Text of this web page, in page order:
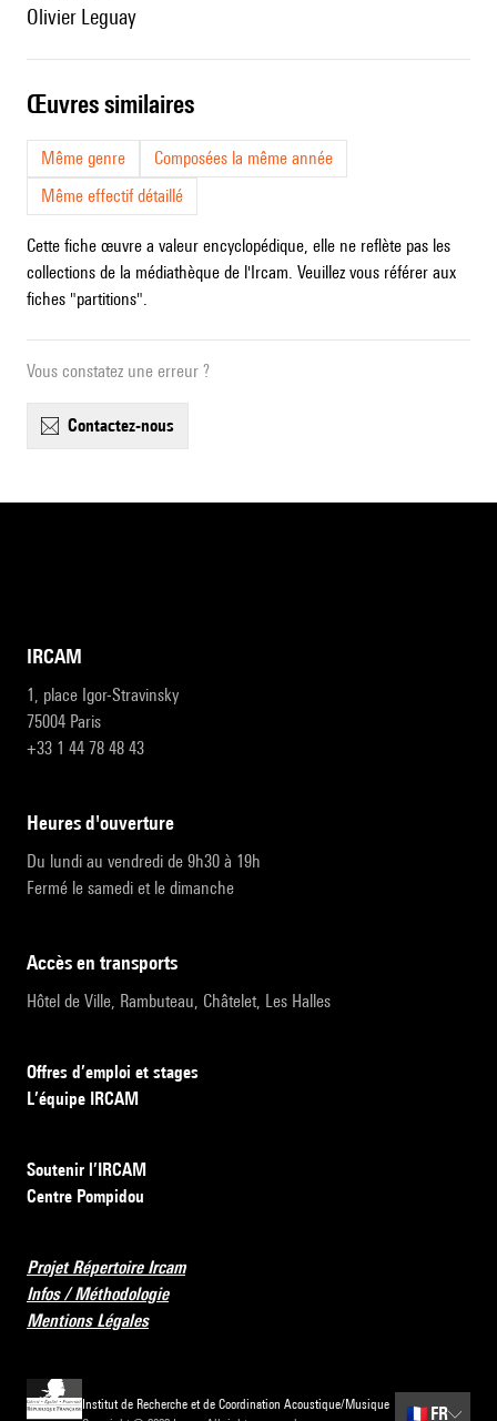
Olivier Leguay
œuvres similaires
Même genre
Composées la même année
Même effectif détaillé
Cette fiche œuvre a valeur encyclopédique, elle ne reflète pas les
collections de la médiathèque de l'Ircam. Veuillez vous référer aux
fiches "partitions".
Vous constatez une erreur ?
contactez-nous
IRCAM
1, place Igor-Stravinsky
75004 Paris
+33 1 44 78 48 43
heures d'ouverture
Du lundi au vendredi de 9h30 à 19h
Fermé le samedi et le dimanche
accès en transports
Hôtel de Ville, Rambuteau, Châtelet, Les Halles
Offres d’emploi et stages
L’équipe IRCAM
Soutenir l’IRCAM
Centre Pompidou
Projet Répertoire Ircam
Infos / Méthodologie
Mentions Légales
Institut de Recherche et de Coordination Acoustique/Musique
🇫🇷 FR